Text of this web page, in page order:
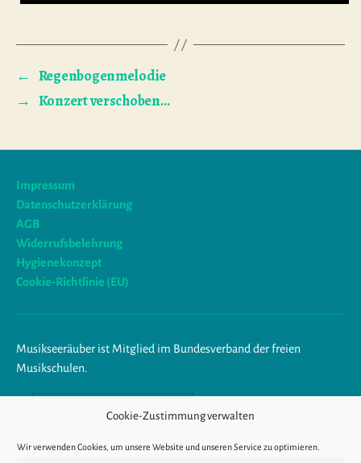
Cookie-Zustimmung verwalten
Wir verwenden Cookies, um unsere Website und unseren Service zu optimieren.
← Regenbogenmelodie
→ Konzert verschoben…
Impressum
Datenschutzerklärung
AGB
Widerrufsbelehrung
Hygienekonzept
Cookie-Richtlinie (EU)
Musikseeräuber ist Mitglied im Bundesverband der freien
Musikschulen.
Am Ende trägst du Musik im